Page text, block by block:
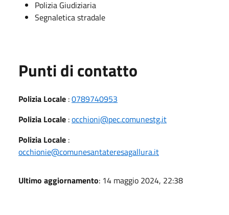
Polizia Giudiziaria
Segnaletica stradale
Punti di contatto
Polizia Locale :0789740953
Polizia Locale :occhioni@pec.comunestg.it
Polizia Locale :
occhionie@comunesantateresagallura.it
Ultimo aggiornamento: 14 maggio 2024, 22:38